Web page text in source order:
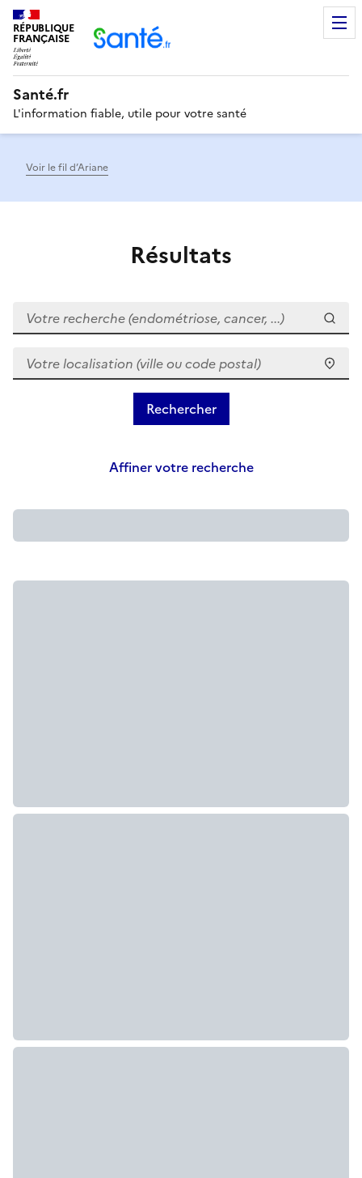
RÉPUBLIQUE
FRANÇAISE
Santé.fr
L'information fiable, utile pour votre santé
Voir le fil d’Ariane
Résultats
Votre recherche (endométriose, cancer, ...)
Votre localisation (ville ou code postal)
Affiner votre recherche